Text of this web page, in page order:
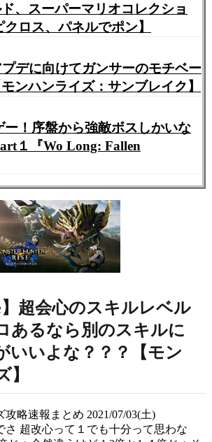
、スーパーマリオコレクショ
ロス、パネルでポン】
プデに向けてガンサーのモチベー
ンハンライズ：サンブレイク】
ー！序盤から強敵ボスしかいな
１『Wo Long: Fallen
】超会心のスキルレベル
あるなら別のスキルに
いいよな？？？【モン
】
攻略速報まとめ 2021/07/03(土)
さ 超改心って１でも十分って思わな